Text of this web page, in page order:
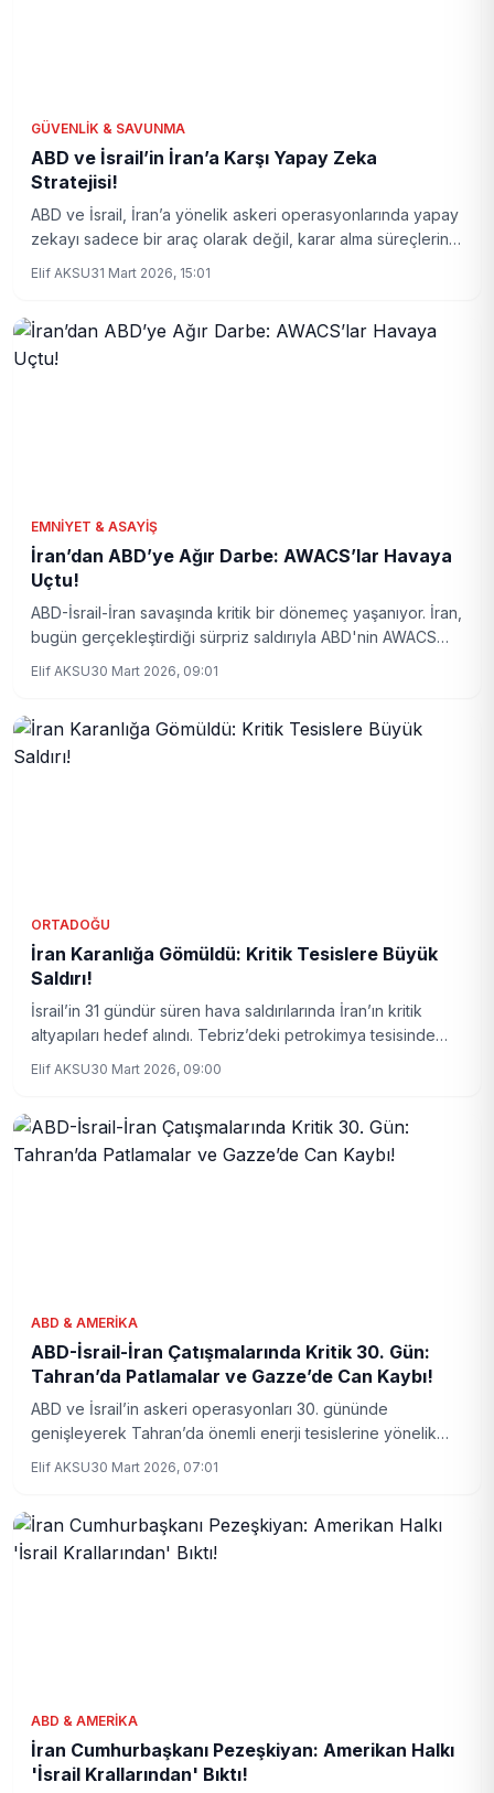
GÜVENLIK & SAVUNMA
ABD ve İsrail’in İran’a Karşı Yapay Zeka
Stratejisi!
ABD ve İsrail, İran’a yönelik askeri operasyonlarında yapay
zekayı sadece bir araç olarak değil, karar alma süreçlerinin
Elif AKSU31 Mart 2026, 15:01
EMNIYET & ASAYIŞ
İran’dan ABD’ye Ağır Darbe: AWACS’lar Havaya
Uçtu!
ABD-İsrail-İran savaşında kritik bir dönemeç yaşanıyor. İran,
bugün gerçekleştirdiği sürpriz saldırıyla ABD'nin AWACS
Elif AKSU30 Mart 2026, 09:01
ORTADOĞU
İran Karanlığa Gömüldü: Kritik Tesislere Büyük
Saldırı!
İsrail’in 31 gündür süren hava saldırılarında İran’ın kritik
altyapıları hedef alındı. Tebriz’deki petrokimya tesisinde
Elif AKSU30 Mart 2026, 09:00
ABD & AMERIKA
ABD-İsrail-İran Çatışmalarında Kritik 30. Gün:
Tahran’da Patlamalar ve Gazze’de Can Kaybı!
ABD ve İsrail’in askeri operasyonları 30. gününde
genişleyerek Tahran’da önemli enerji tesislerine yönelik
Elif AKSU30 Mart 2026, 07:01
ABD & AMERIKA
İran Cumhurbaşkanı Pezeşkiyan: Amerikan Halkı
'İsrail Krallarından' Bıktı!